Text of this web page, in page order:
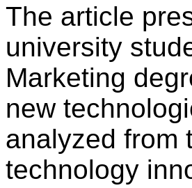
The article
university
Marketing
new
analyzed from
technology